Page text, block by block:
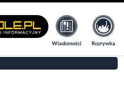
Wiadomości Rozrywka